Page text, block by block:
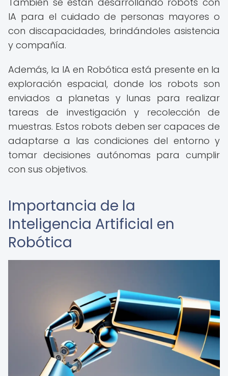
IA para el cuidado de personas mayores o
con discapacidades, brindándoles asistencia
y compañía.
Además, la IA en Robótica está presente en la
exploración espacial, donde los robots son
enviados a planetas y lunas para realizar
tareas de investigación y recolección de
muestras. Estos robots deben ser capaces de
adaptarse a las condiciones del entorno y
tomar decisiones autónomas para cumplir
con sus objetivos.
Importancia de la
Inteligencia Artificial en
Robótica